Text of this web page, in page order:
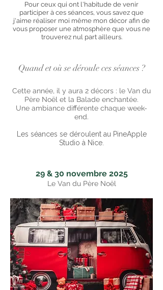
Pour ceux qui ont l'habitude de venir
participer à ces séances, vous savez que
j'aime réaliser moi même mon décor afin de
vous proposer une atmosphère que vous ne
trouverez nul part ailleurs.
Quand et où se déroule ces séances ?
Cette année, il y aura 2 décors : le Van du
Père Noël et la Balade enchantée.
Une ambiance différente chaque week-
end.
Les séances se déroulent au PineApple
Studio à Nice.
29 & 30 novembre 2025
Le Van du Père Noël